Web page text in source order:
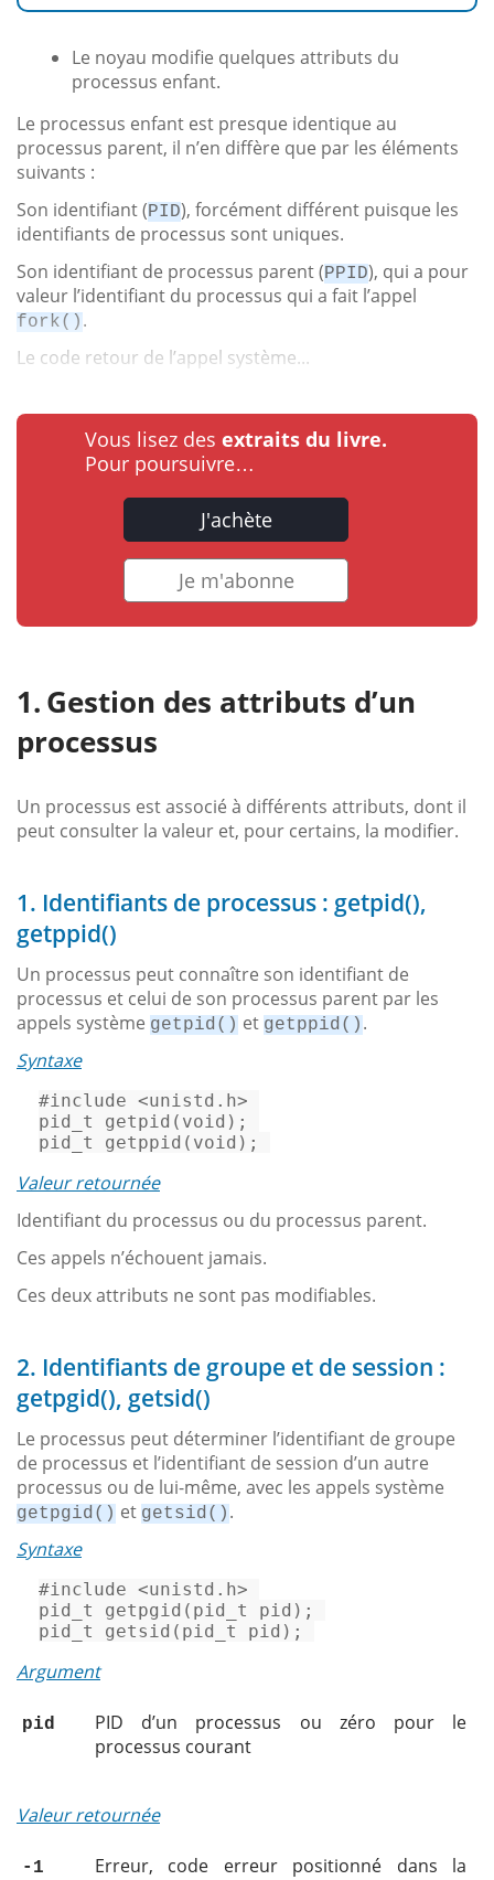
Le noyau modifie quelques attributs du
processus enfant.
Le processus enfant est presque identique au
processus parent, il n’en diffère que par les éléments
suivants :
Son identifiant (PID), forcément différent puisque les
identifiants de processus sont uniques.
Son identifiant de processus parent (PPID), qui a pour
valeur l’identifiant du processus qui a fait l’appel
fork() .
Le code retour de l’appel système...
Vous lisez des extraits du livre.
Pour poursuivre…
J'achète
Je m'abonne
Gestion des attributs d’un
processus
Un processus est associé à différents attributs, dont il
peut consulter la valeur et, pour certains, la modifier.
1. Identifiants de processus : getpid(),
getppid()
Un processus peut connaître son identifiant de
processus et celui de son processus parent par les
appels système getpid() et getppid() .
Syntaxe
#include <unistd.h>
pid_t
getpid ( void )
pid_t
getppid ( void ) ;
Valeur retournée
Identifiant du processus ou du processus parent.
Ces appels n’échouent jamais.
Ces deux attributs ne sont pas modifiables.
2. Identifiants de groupe et de session :
getpgid(), getsid()
Le processus peut déterminer l’identifiant de groupe
de processus et l’identifiant de session d’un autre
processus ou de lui-même, avec les appels système
getpgid() et getsid() .
Syntaxe
#include <unistd.h>
pid_t
getpgid ( pid_t pid)
pid_t
getsid ( pid_t pid) ;
Argument
pid
PID d’un processus ou zéro pour le
processus courant
Valeur retournée
-1
Erreur, code erreur positionné dans la